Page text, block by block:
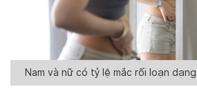
Nam và nữ có tỷ lệ mắc rối loạn